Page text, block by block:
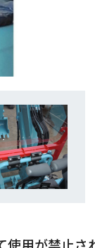
用が禁止さ